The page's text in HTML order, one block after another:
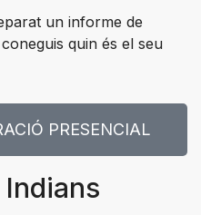
un informe de
quin és el seu
PRESENCIAL
Indians